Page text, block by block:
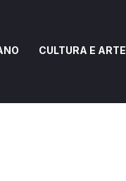
CULTURA E ARTE